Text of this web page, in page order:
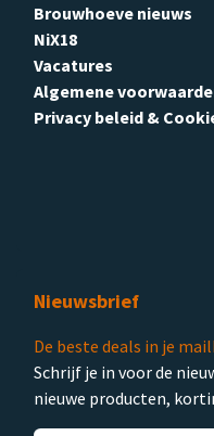
Brouwhoeve nieuws
NiX18
Vacatures
Algemene
Privacy beleid &
Nieuwsbrief
De beste deals in je
Schrijf je in voor de
nieuwe producten,